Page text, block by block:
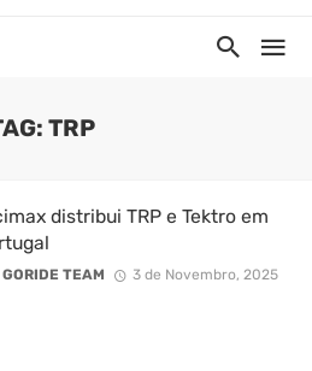
TRP
distribui TRP e Tektro em
GORIDE TEAM 3 de Novembro, 2025